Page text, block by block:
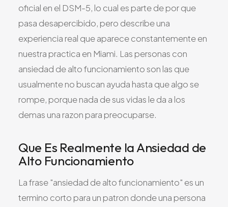
oficial en el DSM-5, lo cual es parte de por que
pasa desapercibido, pero describe una
experiencia real que aparece constantemente en
nuestra practica en Miami. Las personas con
ansiedad de alto funcionamiento son las que
usualmente no buscan ayuda hasta que algo se
rompe, porque nada de sus vidas le da a los
demas una razon para preocuparse.
Que Es Realmente la Ansiedad de
Alto Funcionamiento
La frase "ansiedad de alto funcionamiento" es un
termino corto para un patron donde una persona